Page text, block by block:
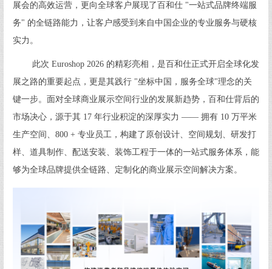
展会的高效运营，更向全球客户展现了百和仕 "一站式品牌终端服
务" 的全链路能力，让客户感受到来自中国企业的专业服务与硬核
实力。
此次 Euroshop 2026 的精彩亮相，是百和仕正式开启全球化发
展之路的重要起点，更是其践行 "坐标中国，服务全球"理念的关
键一步。面对全球商业展示空间行业的发展新趋势，百和仕背后的
市场决心，源于其 17 年行业积淀的深厚实力 —— 拥有 10 万平米
生产空间、800 + 专业员工，构建了原创设计、空间规划、研发打
样、道具制作、配送安装、装饰工程于一体的一站式服务体系，能
够为全球品牌提供全链路、定制化的商业展示空间解决方案。